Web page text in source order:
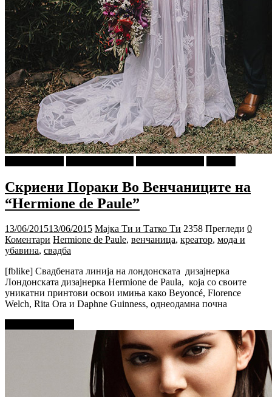
Скриени Пораки Во Венчаниците на
“Hermione de Paule”
13/06/201513/06/2015 Мајка Ти и Татко Ти 2358 Прегледи 0
Коментари Hermione de Paule, венчаница, креатор, мода и
убавина, свадба
[fblike] Свадбената линија на лондонската дизајнерка
Лондонската дизајнерка Hermione de Paula, која со своите
уникатни принтови освои имиња како Beyoncé, Florence
Welch, Rita Ora и Daphne Guinness, однеодамна почна